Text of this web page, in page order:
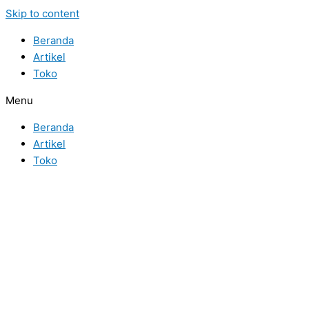
Skip to content
Beranda
Artikel
Toko
Menu
Beranda
Artikel
Toko